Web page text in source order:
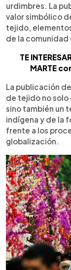
urdimbres. La
valor simbólico
tejido,
de la comunidad
TE
MARTE
La publicación
de tejido no solo
sino también un
indígena y de la
frente a los
globalización.